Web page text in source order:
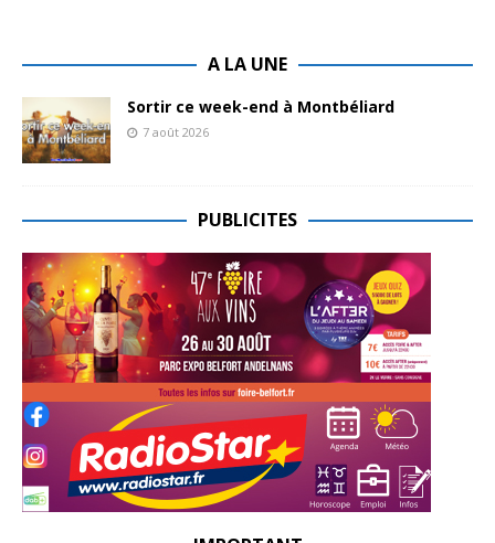
A LA UNE
Sortir ce week-end à Montbéliard
7 août 2026
PUBLICITES